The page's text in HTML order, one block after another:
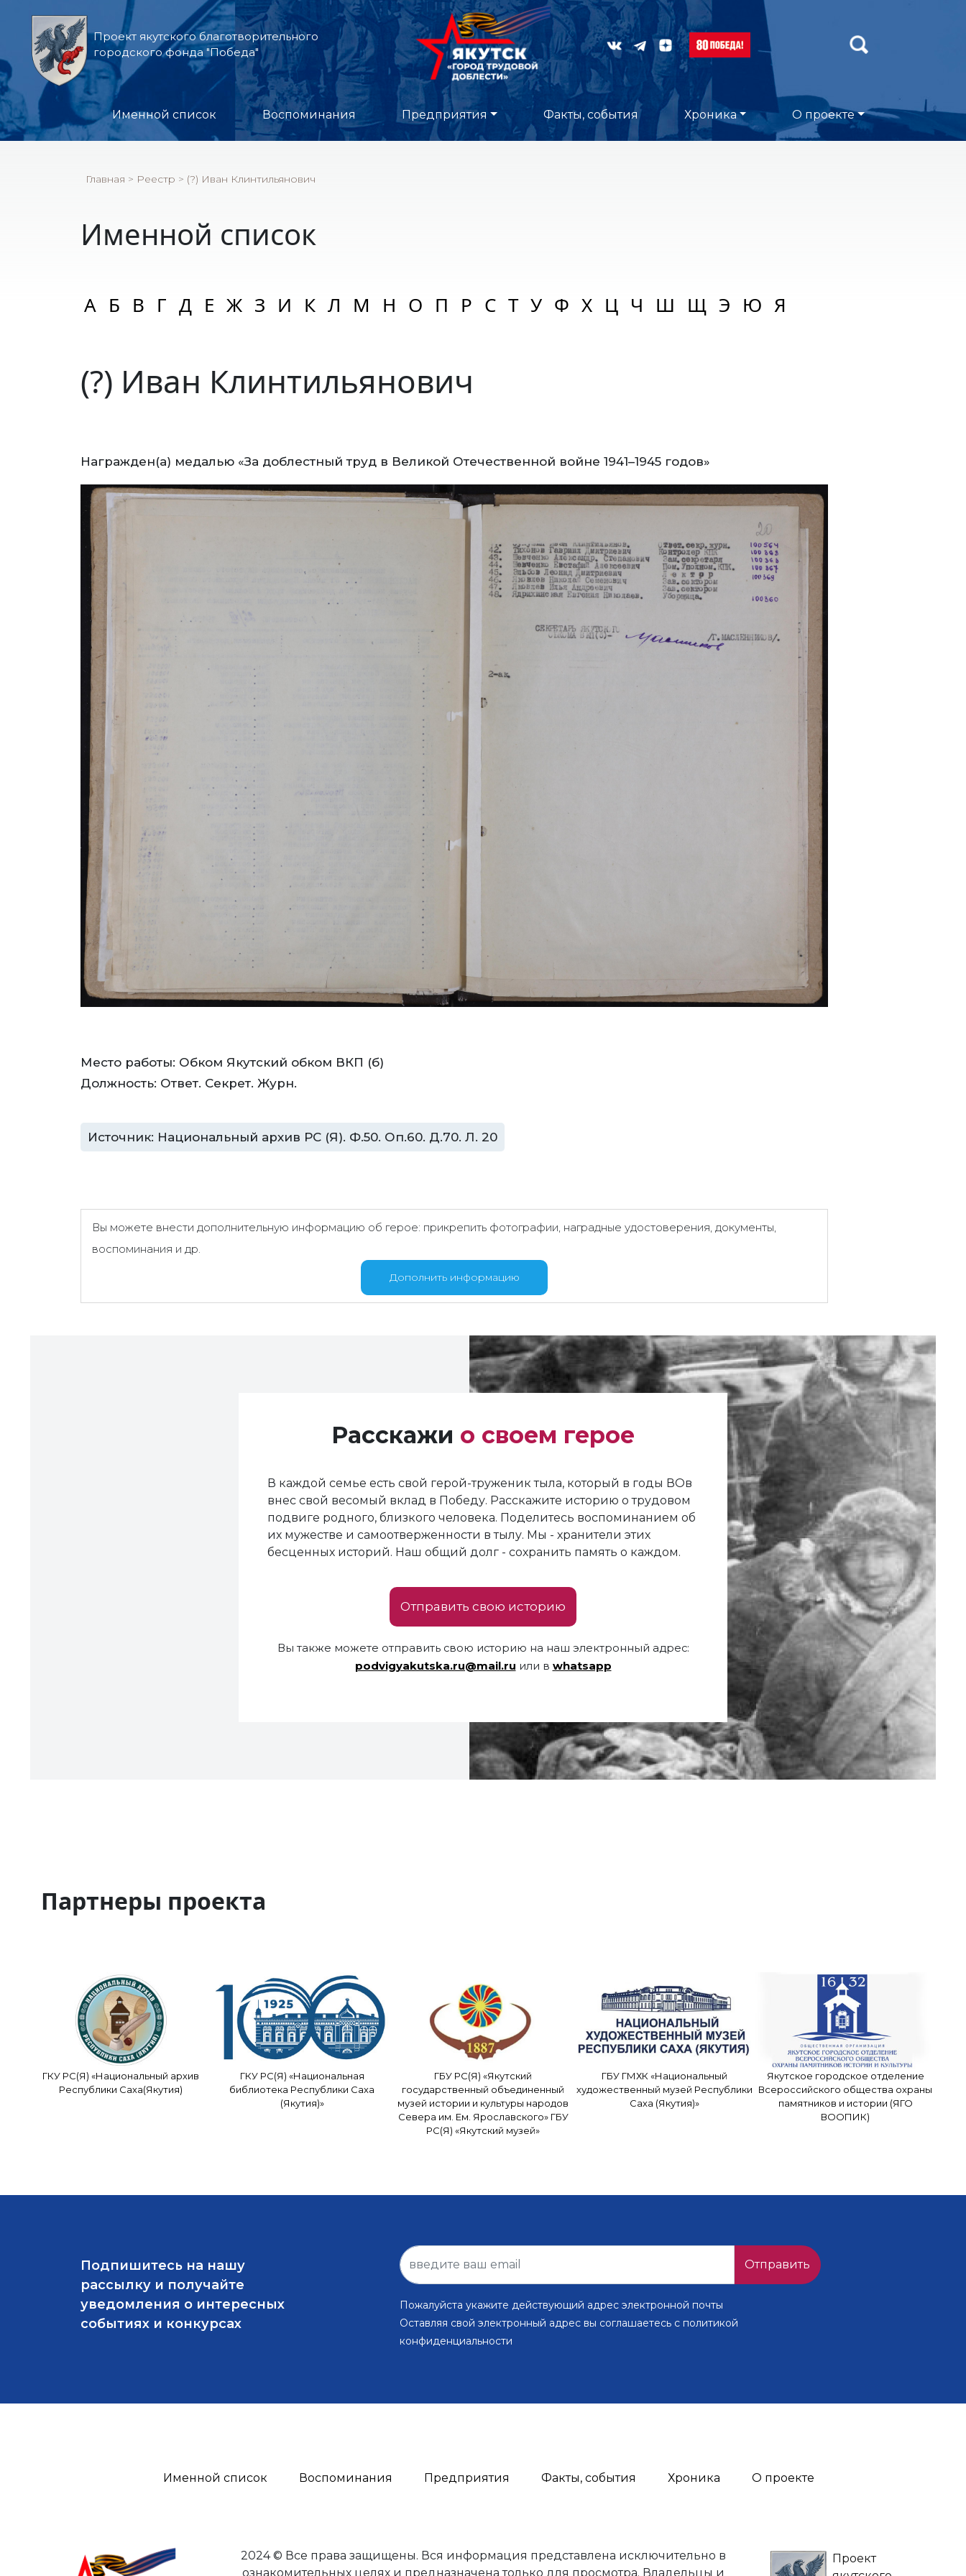
Проект якутского благотворительного
городского фонда "Победа"
Именной список Воспоминания Предприятия Факты, события Хроника О проекте
Главная > Реестр > (?) Иван Клинтильянович
Именной список
А Б В Г Д Е Ж З И К Л М Н О П Р С Т У Ф Х Ц Ч Ш Щ Э Ю Я
(?) Иван Клинтильянович
Награжден(а) медалью «За доблестный труд в Великой Отечественной войне 1941–1945 годов»
Место работы: Обком Якутский обком ВКП (б)
Должность: Ответ. Секрет. Журн.
Источник: Национальный архив РС (Я). Ф.50. Оп.60. Д.70. Л. 20
Вы можете внести дополнительную информацию об герое: прикрепить фотографии, наградные удостоверения, документы,
воспоминания и др.
Дополнить информацию
Расскажи о своем герое
В каждой семье есть свой герой-труженик тыла, который в годы ВОв
внес свой весомый вклад в Победу. Расскажите историю о трудовом
подвиге родного, близкого человека. Поделитесь воспоминанием об
их мужестве и самоотверженности в тылу. Мы - хранители этих
бесценных историй. Наш общий долг - сохранить память о каждом.
Отправить свою историю
Вы также можете отправить свою историю на наш электронный адрес:
podvigyakutska.ru@mail.ru или в whatsapp
Партнеры проекта
ГКУ РС(Я) «Национальный архив
Республики Саха(Якутия)
ГКУ РС(Я) «Национальная
библиотека Республики Саха
(Якутия)»
ГБУ РС(Я) «Якутский
государственный объединенный
музей истории и культуры народов
Севера им. Ем. Ярославского» ГБУ
РС(Я) «Якутский музей»
ГБУ ГМХК «Национальный
художественный музей Республики
Саха (Якутия)»
Якутское городское отделение
Всероссийского общества охраны
памятников и истории (ЯГО
ВООПИК)
Подпишитесь на нашу
рассылку и получайте
уведомления о интересных
событиях и конкурсах
Отправить
Пожалуйста укажите действующий адрес электронной почты
Оставляя свой электронный адрес вы соглашаетесь с политикой
конфиденциальности
Именной список Воспоминания Предприятия Факты, события Хроника О проекте
2024 © Все права защищены. Вся информация представлена исключительно в
ознакомительных целях и предназначена только для просмотра. Владельцы и
Проект